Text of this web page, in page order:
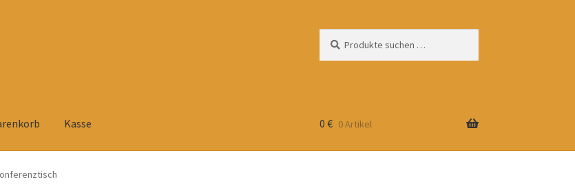
nach:
Kasse
Datenschutzerklärung
0 € 0 Artikel